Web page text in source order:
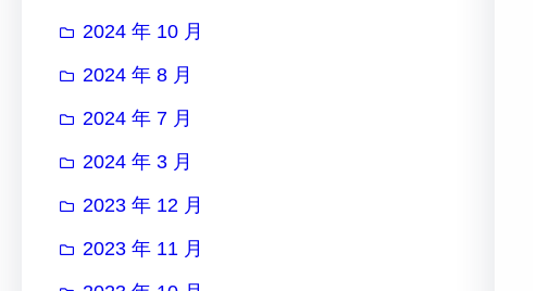
2024 年 10 月
2024 年 8 月
2024 年 7 月
2024 年 3 月
2023 年 12 月
2023 年 11 月